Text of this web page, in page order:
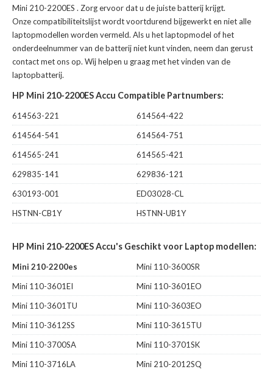
Mini 210-2200ES . Zorg ervoor dat u de juiste batterij krijgt.
Onze compatibiliteitslijst wordt voortdurend bijgewerkt en niet alle
laptopmodellen worden vermeld. Als u het laptopmodel of het
onderdeelnummer van de batterij niet kunt vinden, neem dan gerust
contact met ons op. Wij helpen u graag met het vinden van de
laptopbatterij.
HP Mini 210-2200ES Accu Compatible Partnumbers:
614563-221
614564-422
614564-541
614564-751
614565-241
614565-421
629835-141
629836-121
630193-001
ED03028-CL
HSTNN-CB1Y
HSTNN-UB1Y
HP Mini 210-2200ES Accu's Geschikt voor Laptop modellen:
Mini 210-2200es
Mini 110-3600SR
Mini 110-3601EI
Mini 110-3601EO
Mini 110-3601TU
Mini 110-3603EO
Mini 110-3612SS
Mini 110-3615TU
Mini 110-3700SA
Mini 110-3701SK
Mini 110-3716LA
Mini 210-2012SQ